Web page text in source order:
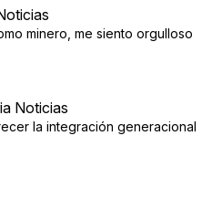
minero, me siento orgulloso
Noticias
la integración generacional